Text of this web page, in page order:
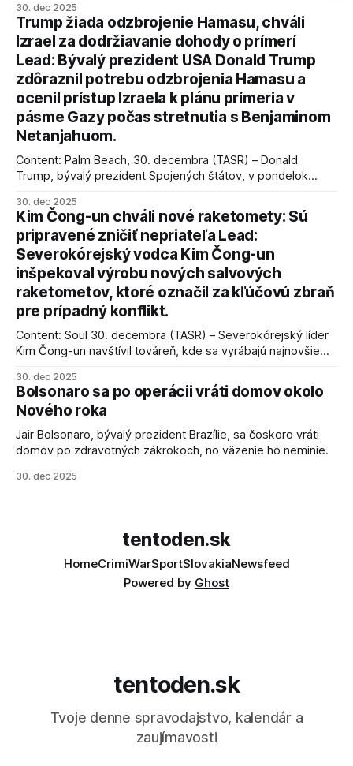
30. dec 2025
Trump žiada odzbrojenie Hamasu, chváli
Izrael za dodržiavanie dohody o prímerí
Lead: Bývalý prezident USA Donald Trump
zdôraznil potrebu odzbrojenia Hamasu a
ocenil prístup Izraela k plánu prímeria v
pásme Gazy počas stretnutia s Benjaminom
Netanjahuom.
Content: Palm Beach, 30. decembra (TASR) – Donald
Trump, bývalý prezident Spojených štátov, v pondelok
kľúčové pre úspešné dosiahnutie prímeria v Gaze. Agentúra
AFP informuje, že Trump vyjadril presvedčenie, že Izrael plní
podmienky dohody o prí
30. dec 2025
Kim Čong-un chváli nové raketomety: Sú
pripravené zničiť nepriateľa Lead:
Severokórejský vodca Kim Čong-un
inšpekoval výrobu nových salvových
raketometov, ktoré označil za kľúčovú zbraň
pre prípadný konflikt.
Content: Soul 30. decembra (TASR) – Severokórejský líder
Kim Čong-un navštívil továreň, kde sa vyrábajú najnovšie
schopnosti. Informovali o tom štátne médiá KĽDR, na ktoré
sa odvoláva agentúra AFP.
30. dec 2025
Bolsonaro sa po operácii vráti domov okolo
Nového roka
Jair Bolsonaro, bývalý prezident Brazílie, sa čoskoro vráti
domov po zdravotných zákrokoch, no väzenie ho neminie.
30. dec 2025
tentoden.sk
HomeCrimiWarSportSlovakiaNewsfeed
Powered by Ghost
tentoden.sk
Tvoje denne spravodajstvo, kalendár a
zaujímavosti